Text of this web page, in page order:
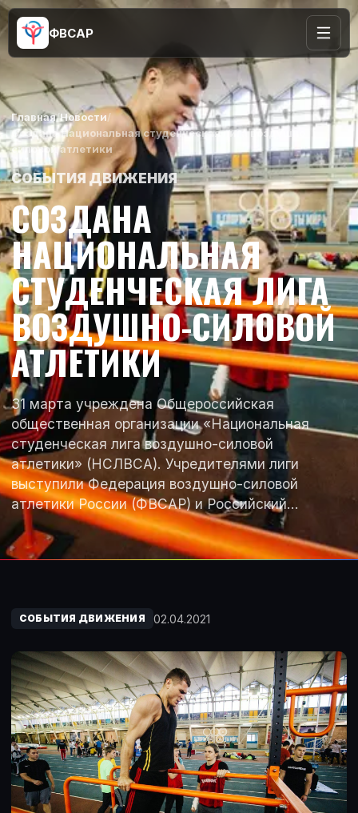
ФВСАР
Главная/Новости/
Создана Национальная студенческая лига воздушно-
силовой атлетики
СОБЫТИЯ ДВИЖЕНИЯ
СОЗДАНА
НАЦИОНАЛЬНАЯ
СТУДЕНЧЕСКАЯ ЛИГА
ВОЗДУШНО-СИЛОВОЙ
АТЛЕТИКИ
31 марта учреждена Общероссийская
общественная организации «Национальная
студенческая лига воздушно-силовой
атлетики» (НСЛВСА). Учредителями лиги
выступили Федерация воздушно-силовой
атлетики России (ФВСАР) и Российский…
СОБЫТИЯ ДВИЖЕНИЯ 02.04.2021